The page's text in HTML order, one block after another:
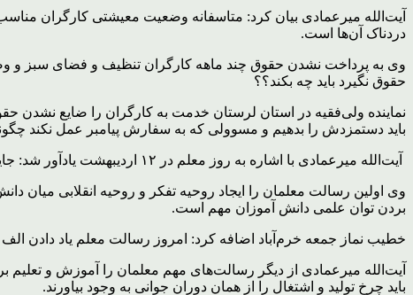
آیت‌الله میرعمادی بیان کرد: متاسفانه وضعیت معیشتی کارگران
دردناک آن‌ها است.
وی به پرداخت نشدن حقوق چند ماهه کارگران تنظیف و فضای سبز و
حقوق نگیرد باید چه بکند؟؟
نماینده ولی‌فقیه در استان لرستان خدمت به کارگران را ضایع
باید دستمزدش را بدهیم و مسوولی که به سفارش پیامبر عمل نکند
آیت‌الله میرعمادی با اشاره به روز معلم در ۱۲ اردیبهشت یادآور شد: جایگاه معلمان ما جایگاه پیامبران بوده و امروز رسالت معلمان بسیار سنگین است.
وی اولین رسالت معلمان را ایجاد روحیه تفکر و روحیه انقلابی میان
بردن توان علمی دانش آموزان مهم است.
خطیب نماز جمعه خرم‌آباد اضافه کرد: امروز رسالت معلم یاد دادن
آیت‌الله میرعمادی از دیگر رسالت‌های مهم معلمان را آموزش و تعلیم
باید چرخ تولید و اشتغال را از همان دوران جوانی به وجود بیاورند.